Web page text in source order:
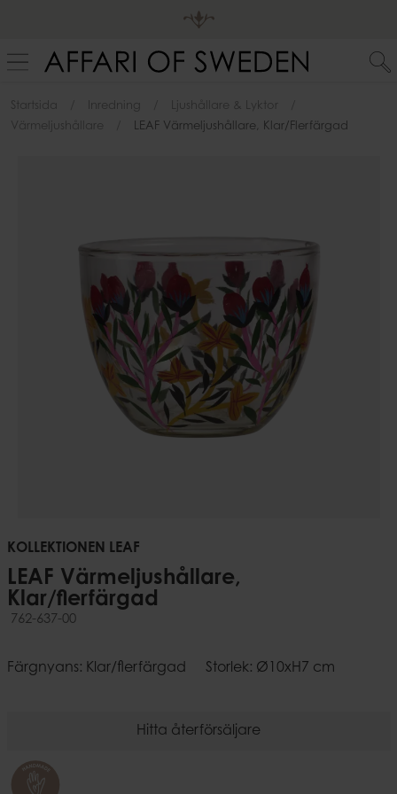
Startsida Inredning
Ljushållare & Lyktor
Värmeljushållare
LEAF Värmeljushållare, Klar/flerfärgad
KOLLEKTIONEN LEAF
LEAF Värmeljushållare,
Klar/flerfärgad
762-637-00
Färgnyans: Klar/flerfärgad Storlek: Ø10xH7 cm
Hitta återförsäljare